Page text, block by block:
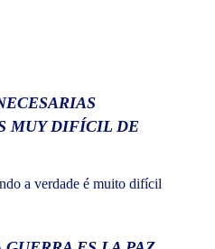
MUY DIFÍCIL DE
a verdade é muito difícil